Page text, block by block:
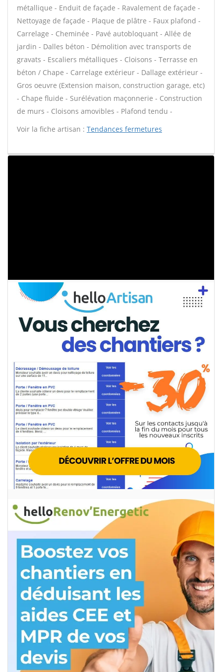
métallique - Enduit de façade - Ravalement de façade -
Nettoyage de façade - Plaque de plâtre - Faux plafond -
Carrelage - Cheminée - Pavé autobloquant - Allée de
jardin - Dalles béton - Démolition avec transports de
gravats - Escaliers métalliques - Cloisons - Terrasse en
béton / Chape - Carrelage extérieur - Dallage extérieur -
Gros oeuvre (Extension maison, construction garage, etc)
- Chape fluide - Surélévation maçonnerie - Construction
de murs - Cloisons amovibles - Plafond tendu -
Voir la fiche artisan : Tendances fermetures